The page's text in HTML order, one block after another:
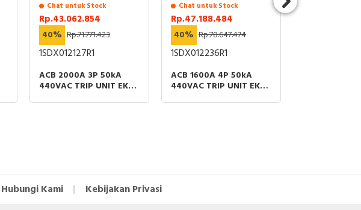
Chat untuk Stock
Rp.43.062.854
40% Rp.71.771.423
1SDX012127R1
ACB 2000A 3P 50kA
440VAC TRIP UNIT EK-1
Chat untuk Stock
Rp.47.188.484
40% Rp.78.647.474
1SDX012236R1
ACB 1600A 4P 50kA
440VAC TRIP UNIT EK-1
Hubungi Kami Kebijakan Privasi